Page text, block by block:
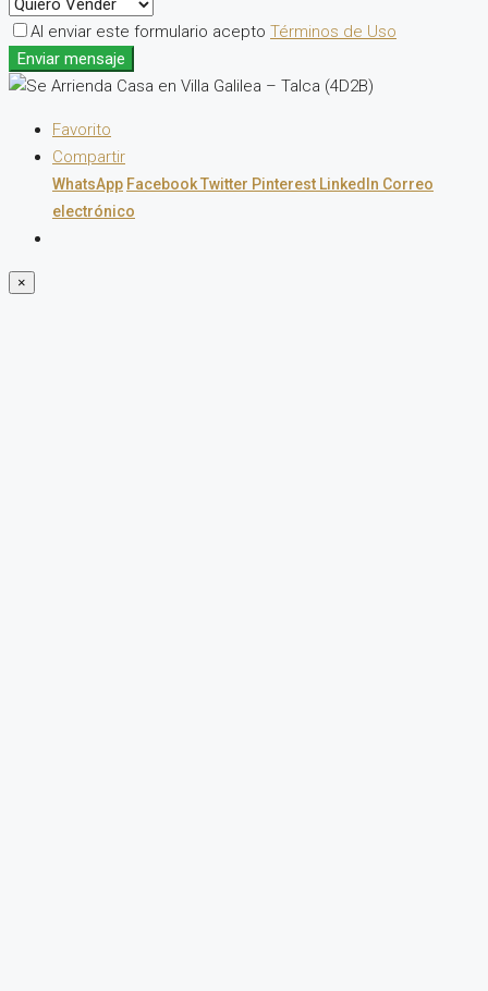
Al enviar este formulario acepto Términos de Uso
Enviar mensaje
Favorito
Compartir
WhatsApp FacebookTwitter Pinterest LinkedIn Correo
electrónico
×